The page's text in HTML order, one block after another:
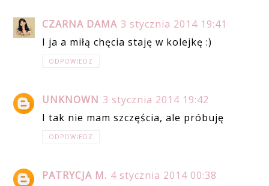
CZARNA DAMA 3 stycznia 2014 19:41
I ja a miłą chęcia staję w kolejkę :)
ODPOWIEDZ
UNKNOWN 3 stycznia 2014 19:42
I tak nie mam szczęścia, ale próbuję
ODPOWIEDZ
PATRYCJA M. 4 stycznia 2014 00:38